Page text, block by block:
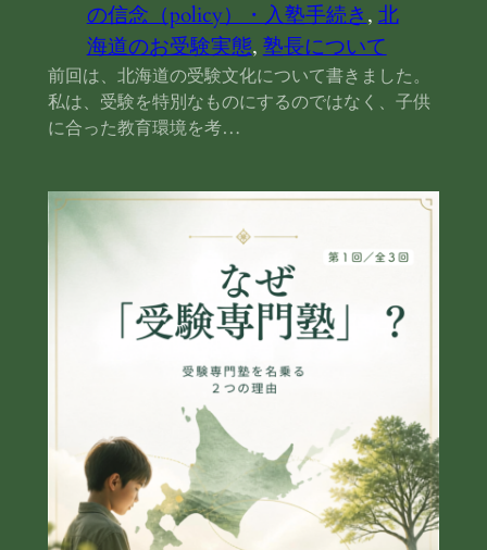
の信念（policy）・入塾手続き, 北
海道のお受験実態, 塾長について
前回は、北海道の受験文化について書きました。
私は、受験を特別なものにするのではなく、子供
に合った教育環境を考…